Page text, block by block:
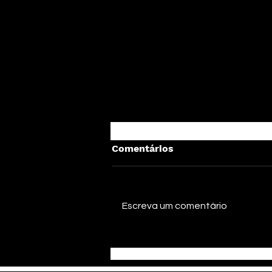
sua identidade no
Comentários
Escreva um comentário